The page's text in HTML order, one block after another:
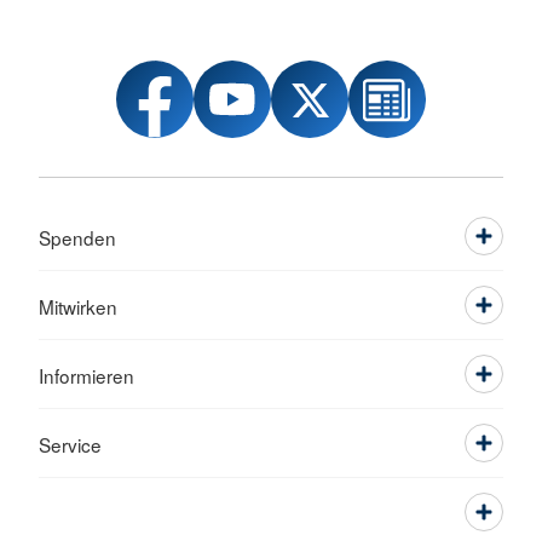
Spenden
Mitwirken
Informieren
Service